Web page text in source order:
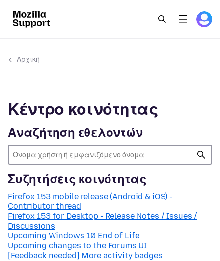
Αρχική
Κέντρο κοινότητας
Αναζήτηση εθελοντών
Συζητήσεις κοινότητας
Firefox 153 mobile release (Android & iOS) -
Contributor thread
Firefox 153 for Desktop - Release Notes / Issues /
Discussions
Upcoming Windows 10 End of Life
Upcoming changes to the Forums UI
[Feedback needed] More activity badges